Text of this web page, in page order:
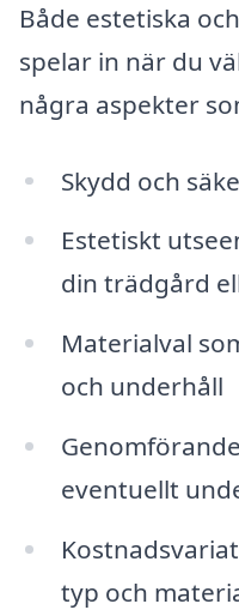
Både estetiska
spelar in när du
några aspekter
Skydd och
Estetiskt
din trädgård
Materialval
och underhåll
eventuellt
typ och